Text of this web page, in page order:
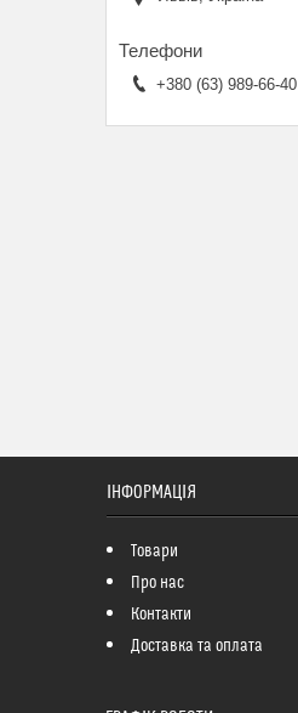
+380 (63) 989-66-40
ІНФОРМАЦІЯ
Товари
Про нас
Контакти
Доставка та оплата